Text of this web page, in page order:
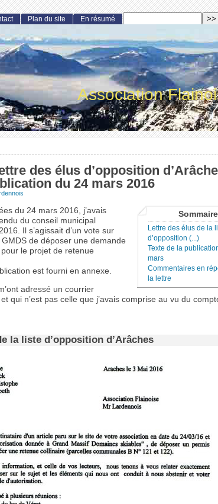
Association
des élus d’opposition
du 24 mars 2016
Sommaire
Lettre des élus de la
d’opposition (...)
Texte de la
mars
Commentaires en
la lettre
du 24 mars 2016, j’avais
du conseil municipal
Il s’agissait d’un vote sur
GMDS de déposer une demande
le projet de retenue
est fourni en annexe.
adressé un courrier
qui n’est pas celle que j’avais comprise au vu du
la liste d’opposition d’Arâches
Plan du site En résumé